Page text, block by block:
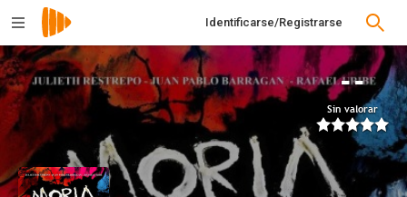
Identificarse/Registrarse
--
Sin valorar